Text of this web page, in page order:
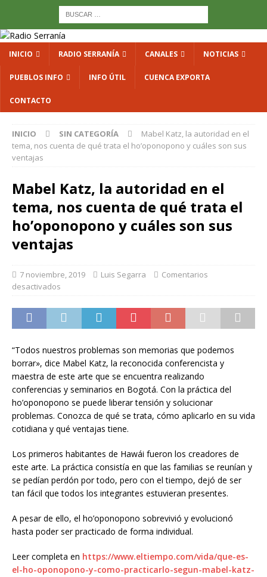
INICIO RADIO SERRANÍA CANALES NOTICIAS
PUEBLOS INFO INFO ÚTIL CUENCA EXPORTA
CONTACTO
INICIO SIN CATEGORÍA
Mabel Katz, la autoridad en el
tema, nos cuenta de qué trata el ho’oponopono y cuáles son sus
ventajas
Mabel Katz, la autoridad en el
tema, nos cuenta de qué trata el
ho’oponopono y cuáles son sus
ventajas
7 noviembre, 2019 Luis Segarra
Comentarios
desactivados
“Todos nuestros problemas son memorias que podemos
borrar», dice Mabel Katz, la reconocida conferencista y
maestra de este arte que se encuentra realizando
conferencias y seminarios en Bogotá. Con la práctica del
ho’oponopono se puede liberar tensión y solucionar
problemas. Conozca de qué se trata, cómo aplicarlo en su vida
cotidiana y qué ventajas tiene.
Los primeros habitantes de Hawái fueron los creadores de
este arte. La práctica consistía en que las familias se reunían y
se pedían perdón por todo, pero con el tiempo, dejó de ser
tan fácil que todos los integrantes estuvieran presentes.
A pesar de ello, el ho’oponopono sobrevivió y evolucionó
hasta poder ser practicado de forma individual.
Leer completa en https://www.eltiempo.com/vida/que-es-
el-ho-oponopono-y-como-practicarlo-segun-mabel-katz-